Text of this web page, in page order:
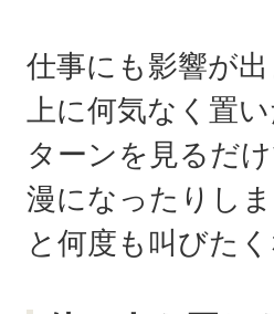
仕事にも影響が
上に何気なく置
ターンを見るだ
漫になったりし
と何度も叫びたく